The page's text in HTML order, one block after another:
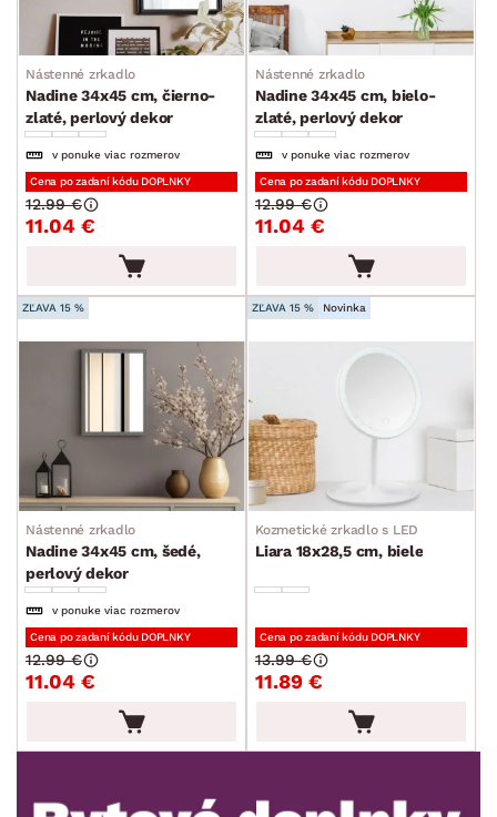
Zrkadlá
Kúpeľňové zrkadlá
Nástenné zrkadlá
Stojacie zrkadlá
Stolové zrkadlá
Bytové dekorácie
Vázy
Vôňe do bytu
Stolovanie a varenie
Záhradné doplnky
Osvetlenie
Ukladanie a organizácia
Drobné bytové doplnky
Vianoce
Veľká noc
Sedacie súpravy a pohovky
Zostavy a steny
Drobný nábytok
Spotrebiče
FARBA
Nástenné zrkadlo
Nadine 34x45 cm, čierno-
zlaté, perlový dekor
v ponuke viac rozmerov
Cena po zadaní kódu DOPLNKY
11.04 €
12.99 €
Nástenné zrkadlo
Nadine 34x45 cm, bielo-
zlaté, perlový dekor
v ponuke viac rozmerov
Cena po zadaní kódu DOPLNKY
11.04 €
12.99 €
ZĽAVA 15 %
Nástenné zrkadlo
Nadine 34x45 cm, šedé,
perlový dekor
v ponuke viac rozmerov
Cena po zadaní kódu DOPLNKY
11.04 €
12.99 €
ZĽAVA 15 % Novinka
Kozmetické zrkadlo s LED
Liara 18x28,5 cm, biele
Cena po zadaní kódu DOPLNKY
11.89 €
13.99 €